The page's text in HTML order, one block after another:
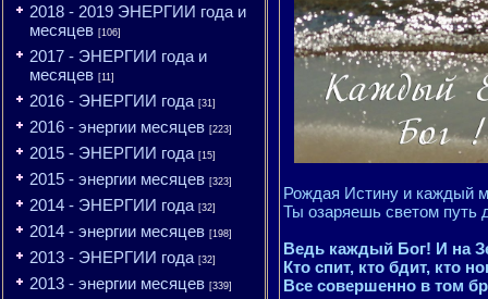
2018 - 2019 ЭНЕРГИИ года и
месяцев [106]
2017 - ЭНЕРГИИ года и
месяцев [11]
2016 - ЭНЕРГИИ года [31]
2016 - энергии месяцев [223]
2015 - ЭНЕРГИИ года [15]
2015 - энергии месяцев [323]
2014 - ЭНЕРГИИ года [32]
2014 - энергии месяцев [198]
2013 - ЭНЕРГИИ года [32]
2013 - энергии месяцев [339]
Рождая Истину и каждый
Ты озаряешь светом путь
Ведь каждый Бог! И на
Кто спит, кто бдит, кто
Все совершенно в том